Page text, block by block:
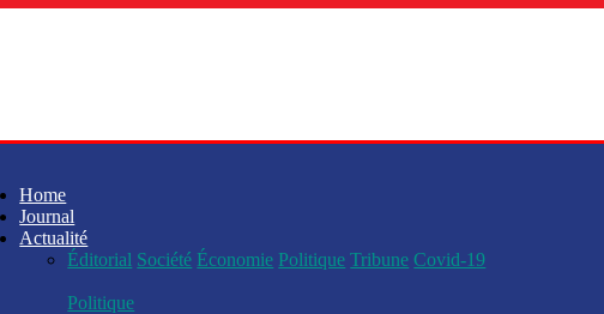
Home
Journal
Actualité
Éditorial Société Économie Politique Tribune Covid-19
Politique